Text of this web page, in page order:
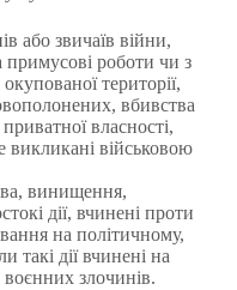
або звичаїв війни,
примусові роботи чи з
території,
вбивства
власності,
викликані військовою
винищення,
дії, вчинені проти
на політичному,
такі дії вчинені на
злочинів.